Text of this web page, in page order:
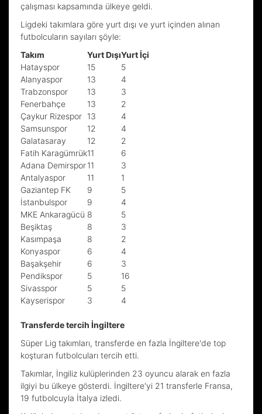
çalışması kapsamında ülkeye geldi.
Ligdeki takımlara göre yurt dışı ve yurt içinden alınan
futbolcuların sayıları şöyle:
Takım
Yurt DışıYurt İçi
Hatayspor
15
5
Alanyaspor
13
4
Trabzonspor
13
3
Fenerbahçe
13
2
Çaykur Rizespor 13
4
Samsunspor
12
4
Galatasaray
12
2
Fatih Karagümrük11
6
Adana Demirspor11
3
Antalyaspor
11
1
Gaziantep FK
9
5
İstanbulspor
9
4
MKE Ankaragücü 8
5
Beşiktaş
8
3
Kasımpaşa
8
2
Konyaspor
6
4
Başakşehir
6
3
Pendikspor
5
16
Sivasspor
5
5
Kayserispor
3 4
Transferde tercih İngiltere
Süper Lig takımları, transferde en fazla İngiltere'de top
koşturan futbolcuları tercih etti.
Takımlar, İngiliz kulüplerinden 23 oyuncu alarak en fazla
ilgiyi bu ülkeye gösterdi. İngiltere'yi 21 transferle Fransa,
19 futbolcuyla İtalya izledi.